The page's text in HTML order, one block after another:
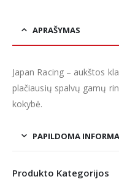
APRAŠYMAS
Japan Racing – aukštos
plačiausių spalvų gamų
kokybė.
PAPILDOMA
Produkto Kategorijos